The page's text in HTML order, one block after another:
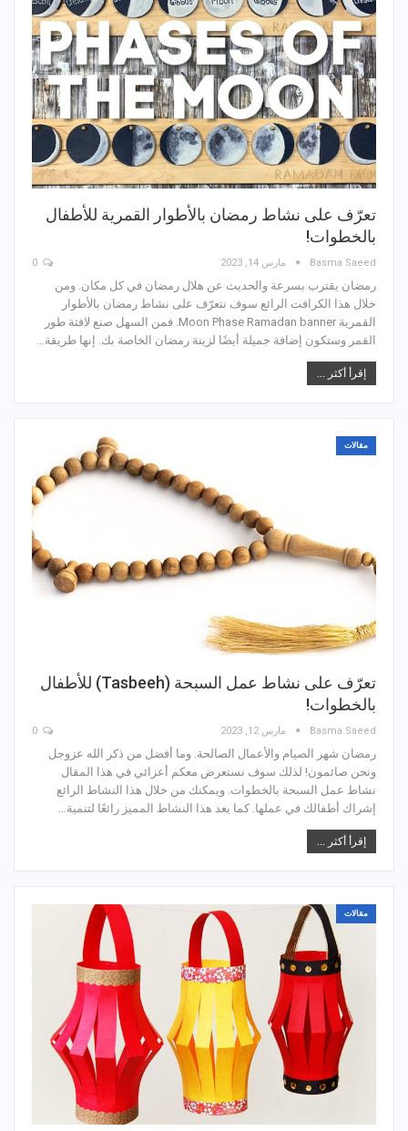
تعرّف على نشاط رمضان بالأطوار القمرية للأطفال
بالخطوات!
Basma Saeed مارس 14, 2023
رمضان يقترب بسرعة والحديث عن هلال رمضان في كل مكان. ومن
خلال هذا الكرافت الرائع سوف نتعرّف على نشاط رمضان بالأطوار
القمرية Moon Phase Ramadan banner. فمن السهل صنع لافتة طور
القمر وستكون إضافة جميلة أيضًا لزينة رمضان الخاصة بك. إنها طريقة…
إقرأ أكثر ...
مقالات
تعرّف على نشاط عمل السبحة (Tasbeeh) للأطفال
بالخطوات!
Basma Saeed مارس 12, 2023
رمضان شهر الصيام والأعمال الصالحة. وما أفضل من ذكر الله عزوجل
ونحن صائمون! لذلك سوف نستعرض معكم أعزائي في هذا المقال
نشاط عمل السبحة بالخطوات. ويمكنك من خلال هذا النشاط الرائع
إشراك أطفالك في عملها. كما يعد هذا النشاط المميز رائعًا لتنمية…
إقرأ أكثر ...
مقالات